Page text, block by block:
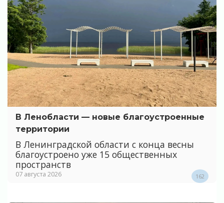
В Ленобласти — новые благоустроенные
территории
В Ленинградской области с конца весны
благоустроено уже 15 общественных
пространств
07 августа 2026 162